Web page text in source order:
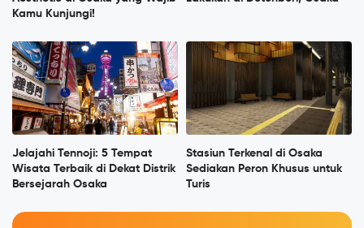
Kamu Kunjungi!
Jelajahi Tennoji: 5 Tempat
Wisata Terbaik di Dekat Distrik
Bersejarah Osaka
Stasiun Terkenal di Osaka
Sediakan Peron Khusus untuk
Turis